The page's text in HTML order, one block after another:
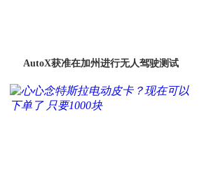
AutoX获准在加州进行无人驾驶测试